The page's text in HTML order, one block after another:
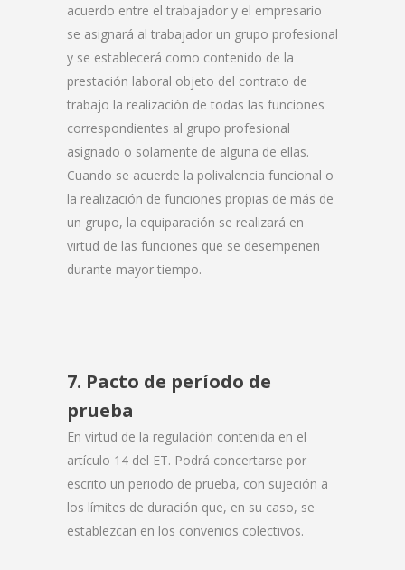
acuerdo entre el trabajador y el empresario
se asignará al trabajador un grupo profesional
y se establecerá como contenido de la
prestación laboral objeto del contrato de
trabajo la realización de todas las funciones
correspondientes al grupo profesional
asignado o solamente de alguna de ellas.
Cuando se acuerde la polivalencia funcional o
la realización de funciones propias de más de
un grupo, la equiparación se realizará en
virtud de las funciones que se desempeñen
durante mayor tiempo.
7. Pacto de período de
prueba
En virtud de la regulación contenida en el
artículo 14 del ET. Podrá concertarse por
escrito un periodo de prueba, con sujeción a
los límites de duración que, en su caso, se
establezcan en los convenios colectivos.